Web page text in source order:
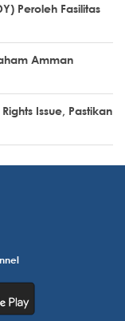
Peroleh Fasilitas
Amman
Issue, Pastikan